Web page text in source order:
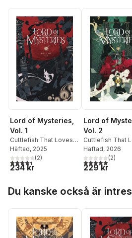
Lord of Mysteries,
Vol. 1
Cuttlefish That Loves
Diving, Amixy
Häftad, 2025
4,5utav 5 stjärnor. Totalt antal röster:
(2)
234 kr
Lord of
Vol. 2
Cuttlefish That
Diving, Amixy
Häftad, 2026
5,0utav 5(2)
229 kr
Du kanske också är